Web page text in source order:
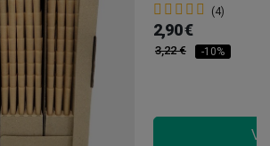
(4)
2,90 €
3,22 € -10%